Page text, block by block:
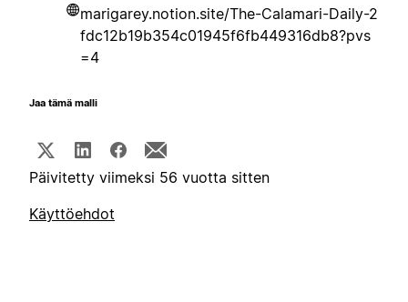
marigarey.notion.site/The-Calamari-Daily-2
fdc12b19b354c01945f6fb449316db8?pvs
=4
Jaa tämä malli
Päivitetty viimeksi 56 vuotta sitten
Käyttöehdot